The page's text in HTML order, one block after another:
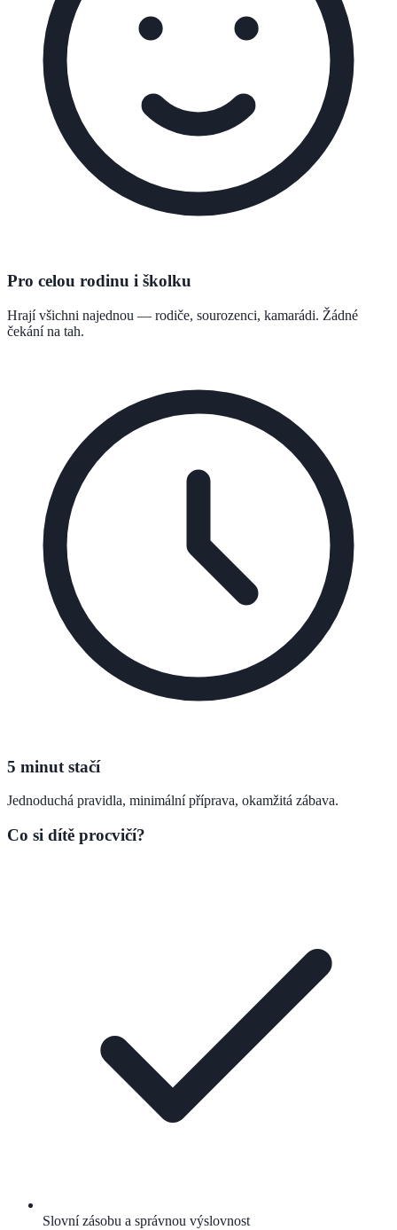
Pro celou rodinu i školku
Hrají všichni najednou — rodiče, sourozenci, kamarádi. Žádné
čekání na tah.
5 minut stačí
Jednoduchá pravidla, minimální příprava, okamžitá zábava.
Co si dítě procvičí?
Slovní zásobu a správnou výslovnost